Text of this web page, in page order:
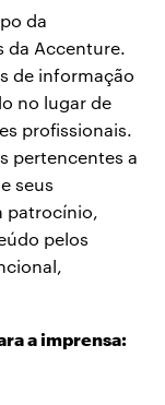
da
da Accenture.
de informação
no lugar de
profissionais.
pertencentes a
seus
patrocínio,
pelos
a imprensa: